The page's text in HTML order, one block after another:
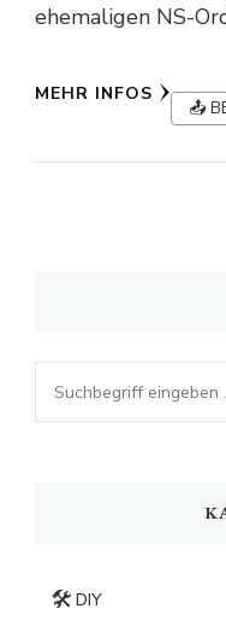
ehemaligen NS-
MEHR INFOS
📤
Looking
for
🛠️ DIY